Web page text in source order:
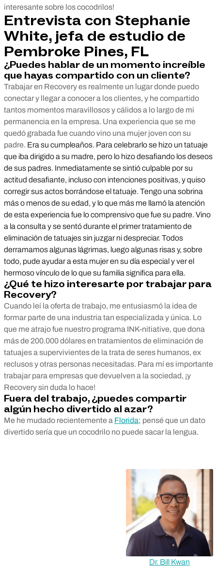
interesante sobre los cocodrilos!
Entrevista con Stephanie
White, jefa de estudio de
Pembroke Pines, FL
¿Puedes hablar de un momento increíble
que hayas compartido con un cliente?
Trabajar en Recovery es realmente un lugar donde puedo
conectar y llegar a conocer a los clientes, y he compartido
tantos momentos maravillosos y cálidos a lo largo de mi
permanencia en la empresa. Una experiencia que se me
quedó grabada fue cuando vino una mujer joven con su
padre. Era su cumpleaños. Para celebrarlo se hizo un tatuaje
que iba dirigido a su madre, pero lo hizo desafiando los deseos
de sus padres. Inmediatamente se sintió culpable por su
actitud desafiante, incluso con intenciones positivas, y quiso
corregir sus actos borrándose el tatuaje. Tengo una sobrina
más o menos de su edad, y lo que más me llamó la atención
de esta experiencia fue lo comprensivo que fue su padre. Vino
a la consulta y se sentó durante el primer tratamiento de
eliminación de tatuajes sin juzgar ni despreciar. Todos
derramamos algunas lágrimas, luego algunas risas y, sobre
todo, pude ayudar a esta mujer en su día especial y ver el
hermoso vínculo de lo que su familia significa para ella.
¿Qué te hizo interesarte por trabajar para
Recovery?
Cuando leí la oferta de trabajo, me entusiasmó la idea de
formar parte de una industria tan especializada y única. Lo
que me atrajo fue nuestro programa INK-nitiative, que dona
más de 200.000 dólares en tratamientos de eliminación de
tatuajes a supervivientes de la trata de seres humanos, ex
reclusos y otras personas necesitadas. Para mí es importante
trabajar para empresas que devuelven a la sociedad, ¡y
Recovery sin duda lo hace!
Fuera del trabajo, ¿puedes compartir
algún hecho divertido al azar?
Me he mudado recientemente a Florida; pensé que un dato
divertido sería que un cocodrilo no puede sacar la lengua.
Dr. Bill Kwan